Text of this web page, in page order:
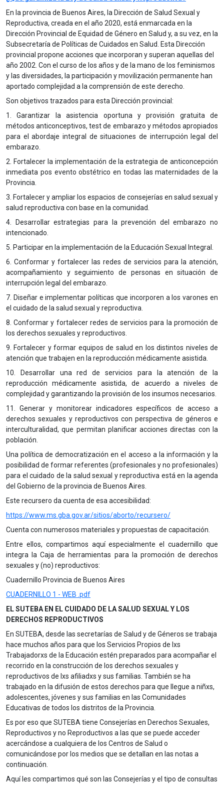
En la provincia de Buenos Aires, la Dirección de Salud Sexual y
Reproductiva, creada en el año 2020, está enmarcada en la
Dirección Provincial de Equidad de Género en Salud y, a su vez, en la
Subsecretaría de Políticas de Cuidados en Salud. Esta Dirección
provincial propone acciones que incorporan y superan aquellas del
año 2002. Con el curso de los años y de la mano de los feminismos
y las diversidades, la participación y movilización permanente han
aportado complejidad a la comprensión de este derecho.
Son objetivos trazados para esta Dirección provincial:
1. Garantizar la asistencia oportuna y provisión gratuita de
métodos anticonceptivos, test de embarazo y métodos apropiados
para el abordaje integral de situaciones de interrupción legal del
embarazo.
2. Fortalecer la implementación de la estrategia de anticoncepción
inmediata pos evento obstétrico en todas las maternidades de la
Provincia.
3. Fortalecer y ampliar los espacios de consejerías en salud sexual y
salud reproductiva con base en la comunidad.
4. Desarrollar estrategias para la prevención del embarazo no
intencionado.
5. Participar en la implementación de la Educación Sexual Integral.
6. Conformar y fortalecer las redes de servicios para la atención,
acompañamiento y seguimiento de personas en situación de
interrupción legal del embarazo.
7. Diseñar e implementar políticas que incorporen a los varones en
el cuidado de la salud sexual y reproductiva.
8. Conformar y fortalecer redes de servicios para la promoción de
los derechos sexuales y reproductivos.
9. Fortalecer y formar equipos de salud en los distintos niveles de
atención que trabajen en la reproducción médicamente asistida.
10. Desarrollar una red de servicios para la atención de la
reproducción médicamente asistida, de acuerdo a niveles de
complejidad y garantizando la provisión de los insumos necesarios.
11. Generar y monitorear indicadores específicos de acceso a
derechos sexuales y reproductivos con perspectiva de géneros e
interculturalidad, que permitan planificar acciones directas con la
población.
Una política de democratización en el acceso a la información y la
posibilidad de formar referentes (profesionales y no profesionales)
para el cuidado de la salud sexual y reproductiva está en la agenda
del Gobierno de la provincia de Buenos Aires.
Este recursero da cuenta de esa accesibilidad:
https://www.ms.gba.gov.ar/sitios/aborto/recursero/
Cuenta con numerosos materiales y propuestas de capacitación.
Entre ellos, compartimos aquí especialmente el cuadernillo que
integra la Caja de herramientas para la promoción de derechos
sexuales y (no) reproductivos:
Cuadernillo Provincia de Buenos Aires
CUADERNILLO 1 - WEB .pdf
EL SUTEBA EN EL CUIDADO DE LA SALUD SEXUAL Y LOS
DERECHOS REPRODUCTIVOS
En SUTEBA, desde las secretarías de Salud y de Géneros se trabaja
hace muchos años para que los Servicios Propios de lxs
Trabajadorxs de la Educación estén preparados para acompañar el
recorrido en la construcción de los derechos sexuales y
reproductivos de lxs afiliadxs y sus familias. También se ha
trabajado en la difusión de estos derechos para que llegue a niñxs,
adolescentes, jóvenes y sus familias en las Comunidades
Educativas de todos los distritos de la Provincia.
Es por eso que SUTEBA tiene Consejerías en Derechos Sexuales,
Reproductivos y no Reproductivos a las que se puede acceder
acercándose a cualquiera de los Centros de Salud o
comunicándose por los medios que se detallan en las notas a
continuación.
Aquí les compartimos qué son las Consejerías y el tipo de consultas